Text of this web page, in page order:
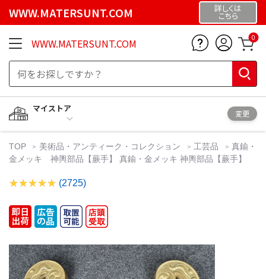
WWW.MATERSUNT.COM 詳しくは
こちら
WWW.MATERSUNT.COM 0
マイストア
変更
TOP 美術品・アンティーク・コレクション 工芸品
真鍮・
金メッキ 神輿部品【蕨手】 真鍮・金メッキ 神輿部品【蕨手】
(2725)